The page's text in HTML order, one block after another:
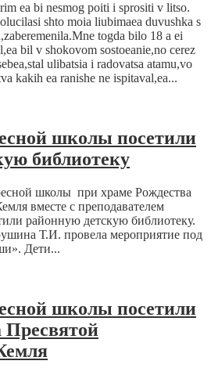
ea bi nesmog poiti i sprositi v litso.
shto moia liubimaea duvushka s
togda bilo 18 a ei
bil v shokovom sostoeanie,no cerez
ulibatsia i radovatsa atamu,vo
kakih ea ranishe ne ispitaval,ea...
школы посетили
библиотеку
школы при храме Рождества
вместе с преподавателем
районную детскую библиотеку.
Т.И. провела мероприятие под
Дети...
школы посетили
Пресвятой